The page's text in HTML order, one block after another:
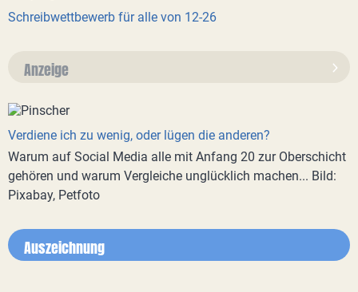
Schreibwettbewerb für alle von 12-26
Anzeige
Verdiene ich zu wenig, oder lügen die anderen?
Warum auf Social Media alle mit Anfang 20 zur Oberschicht
gehören und warum Vergleiche unglücklich machen... Bild:
Pixabay, Petfoto
Auszeichnung